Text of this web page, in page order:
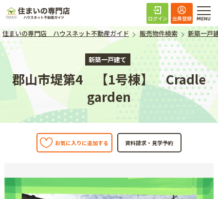
住まいの専門店 ハ
ログイン 会員登録
住まいの専門店 ハウスネット不動産ガイド 販売物件検索 新築一戸
新築一戸建て
郡山市堤第4 【1号棟】 Cradle
garden
お気に入りに追加する